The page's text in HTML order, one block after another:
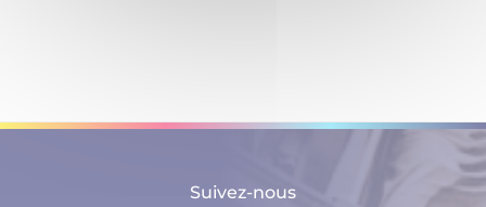
Suivez-nous